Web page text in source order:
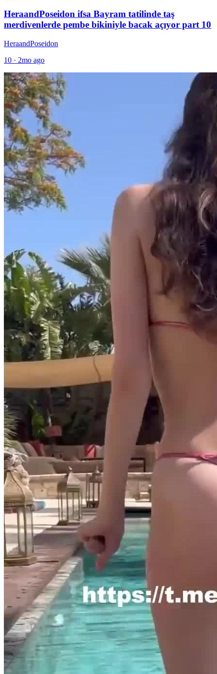
HeraandPoseidon ifsa Bayram tatilinde taş
merdivenlerde pembe bikiniyle bacak açıyor part 10
HeraandPoseidon
10 · 2mo ago